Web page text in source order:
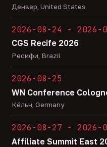
Денвер, United States
2026-08-24 - 2026-
CGS Recife 2026
Ресифи, Brazil
2026-08-25
WN Conference
Кёльн, Germany
2026-08-27 - 2026-
Affiliate Summit East